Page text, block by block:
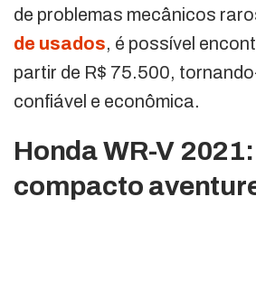
de problemas mecânicos
de usados, é possível
partir de R$ 75.500,
confiável e econômica.
Honda WR-V
compacto